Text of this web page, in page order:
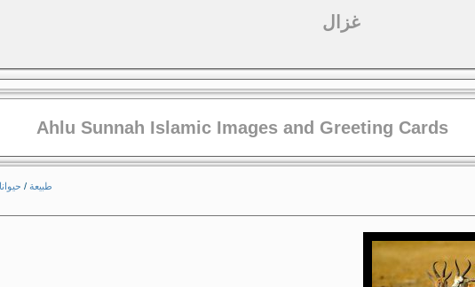
غزال
Ahlu Sunnah Islamic Images and Greeting Cards
طبيعة /